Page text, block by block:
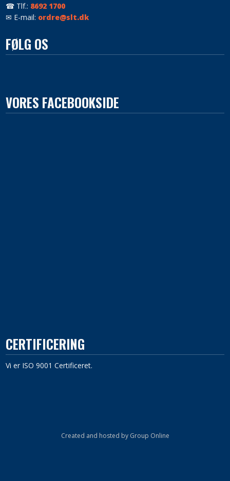
☎ Tlf.: 8692 1700
✉ E-mail: ordre@slt.dk
FØLG OS
VORES FACEBOOKSIDE
CERTIFICERING
Vi er ISO 9001 Certificeret.​
Created and hosted by Group Online